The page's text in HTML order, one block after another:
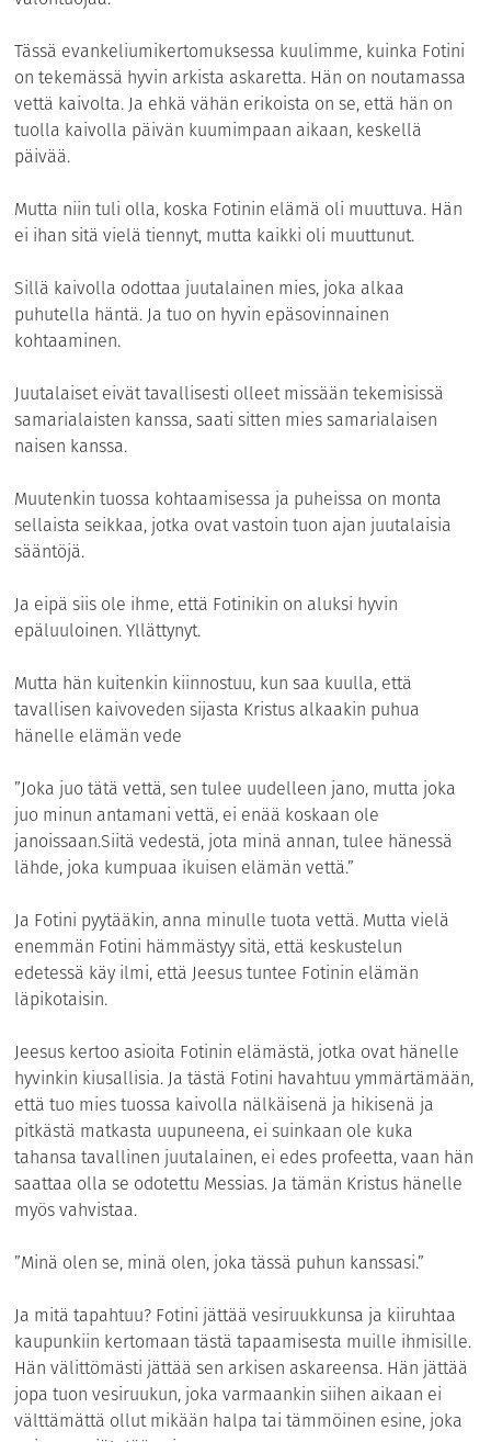
Tässä evankeliumikertomuksessa kuulimme, kuinka Fotini
on tekemässä hyvin arkista askaretta. Hän on noutamassa
vettä kaivolta. Ja ehkä vähän erikoista on se, että hän on
tuolla kaivolla päivän kuumimpaan aikaan, keskellä
päivää.
Mutta niin tuli olla, koska Fotinin elämä oli muuttuva. Hän
ei ihan sitä vielä tiennyt, mutta kaikki oli muuttunut.
Sillä kaivolla odottaa juutalainen mies, joka alkaa
puhutella häntä. Ja tuo on hyvin epäsovinnainen
kohtaaminen.
Juutalaiset eivät tavallisesti olleet missään tekemisissä
samarialaisten kanssa, saati sitten mies samarialaisen
naisen kanssa.
Muutenkin tuossa kohtaamisessa ja puheissa on monta
sellaista seikkaa, jotka ovat vastoin tuon ajan juutalaisia
sääntöjä.
Ja eipä siis ole ihme, että Fotinikin on aluksi hyvin
epäluuloinen. Yllättynyt.
Mutta hän kuitenkin kiinnostuu, kun saa kuulla, että
tavallisen kaivoveden sijasta Kristus alkaakin puhua
hänelle elämän vede
”Joka juo tätä vettä, sen tulee uudelleen jano, mutta joka
juo minun antamani vettä, ei enää koskaan ole
janoissaan.Siitä vedestä, jota minä annan, tulee hänessä
lähde, joka kumpuaa ikuisen elämän vettä.”
Ja Fotini pyytääkin, anna minulle tuota vettä. Mutta vielä
enemmän Fotini hämmästyy sitä, että keskustelun
edetessä käy ilmi, että Jeesus tuntee Fotinin elämän
läpikotaisin.
Jeesus kertoo asioita Fotinin elämästä, jotka ovat hänelle
hyvinkin kiusallisia. Ja tästä Fotini havahtuu ymmärtämään,
että tuo mies tuossa kaivolla nälkäisenä ja hikisenä ja
pitkästä matkasta uupuneena, ei suinkaan ole kuka
tahansa tavallinen juutalainen, ei edes profeetta, vaan hän
saattaa olla se odotettu Messias. Ja tämän Kristus hänelle
myös vahvistaa.
”Minä olen se, minä olen, joka tässä puhun kanssasi.”
Ja mitä tapahtuu? Fotini jättää vesiruukkunsa ja kiiruhtaa
kaupunkiin kertomaan tästä tapaamisesta muille ihmisille.
Hän välittömästi jättää sen arkisen askareensa. Hän jättää
jopa tuon vesiruukun, joka varmaankin siihen aikaan ei
välttämättä ollut mikään halpa tai tämmöinen esine, joka